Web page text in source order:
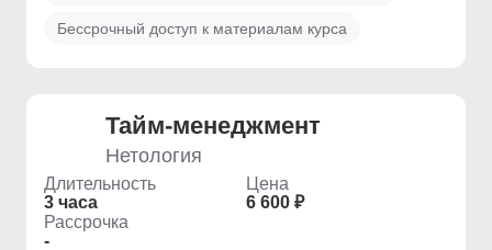
Бессрочный доступ к материалам курса
Тайм-менеджмент
Нетология
Длительность
3 часа
Цена
6 600 ₽
Рассрочка
-